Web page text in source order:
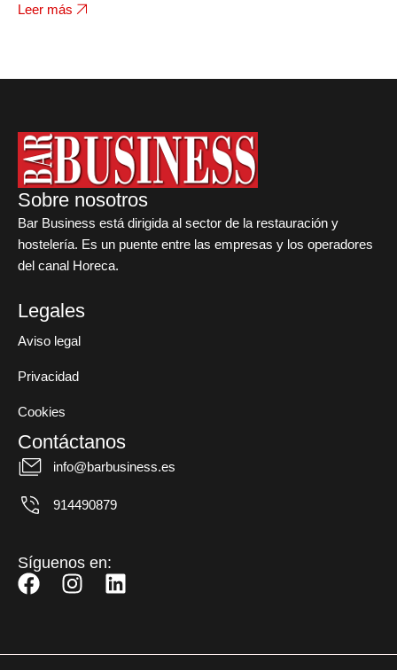
Leer más
Sobre nosotros
Bar Business está dirigida al sector de la restauración y
hostelería. Es un puente entre las empresas y los operadores
del canal Horeca.
Legales
Aviso legal
Privacidad
Cookies
Contáctanos
info@barbusiness.es
914490879
Síguenos en:
F
e
I
t
L
k